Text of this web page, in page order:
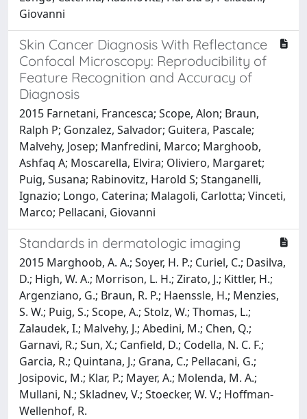
Giovanni
Skin Cancer Diagnosis With Reflectance
Confocal Microscopy: Reproducibility of
Feature Recognition and Accuracy of
Diagnosis
2015 Farnetani, Francesca; Scope, Alon; Braun,
Ralph P; Gonzalez, Salvador; Guitera, Pascale;
Malvehy, Josep; Manfredini, Marco; Marghoob,
Ashfaq A; Moscarella, Elvira; Oliviero, Margaret;
Puig, Susana; Rabinovitz, Harold S; Stanganelli,
Ignazio; Longo, Caterina; Malagoli, Carlotta; Vinceti,
Marco; Pellacani, Giovanni
Standards in dermatologic imaging
2015 Marghoob, A. A.; Soyer, H. P.; Curiel, C.; Dasilva,
D.; High, W. A.; Morrison, L. H.; Zirato, J.; Kittler, H.;
Argenziano, G.; Braun, R. P.; Haenssle, H.; Menzies,
S. W.; Puig, S.; Scope, A.; Stolz, W.; Thomas, L.;
Zalaudek, I.; Malvehy, J.; Abedini, M.; Chen, Q.;
Garnavi, R.; Sun, X.; Canfield, D.; Codella, N. C. F.;
Garcia, R.; Quintana, J.; Grana, C.; Pellacani, G.;
Josipovic, M.; Klar, P.; Mayer, A.; Molenda, M. A.;
Mullani, N.; Skladnev, V.; Stoecker, W. V.; Hoffman-
Wellenhof, R.